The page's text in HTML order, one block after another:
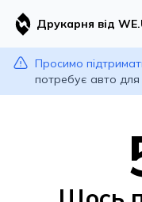
Друкарня від
Просимо
потребує авто